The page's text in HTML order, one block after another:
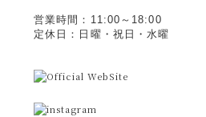
営業時間：11:00～18:00
定休日：日曜・祝日・水曜